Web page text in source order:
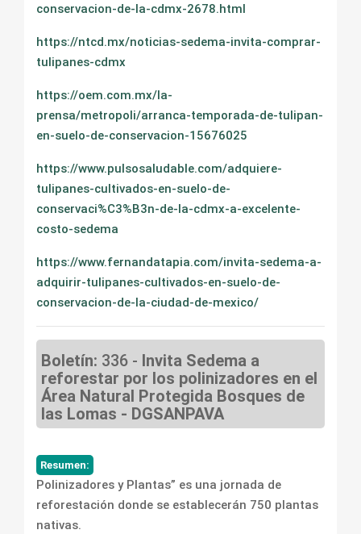
conservacion-de-la-cdmx-2678.html
https://ntcd.mx/noticias-sedema-invita-comprar-
tulipanes-cdmx
https://oem.com.mx/la-
prensa/metropoli/arranca-temporada-de-tulipan-
en-suelo-de-conservacion-15676025
https://www.pulsosaludable.com/adquiere-
tulipanes-cultivados-en-suelo-de-
conservaci%C3%B3n-de-la-cdmx-a-excelente-
costo-sedema
https://www.fernandatapia.com/invita-sedema-a-
adquirir-tulipanes-cultivados-en-suelo-de-
conservacion-de-la-ciudad-de-mexico/
Boletín: 336 - Invita Sedema a
reforestar por los polinizadores en el
Área Natural Protegida Bosques de
las Lomas - DGSANPAVA
Resumen:
Polinizadores y Plantas” es una jornada de
reforestación donde se establecerán 750 plantas
nativas.